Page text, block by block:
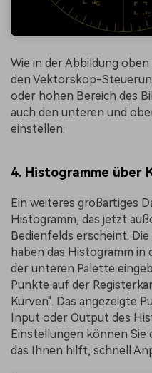
Wie in der Abbildung
den Vektorskop-
oder hohen Bereich des
auch den unteren und
einstellen.
4. Histogramme über
Ein weiteres großartiges
Histogramm, das jetzt
Bedienfelds erscheint.
haben das Histogramm in
der unteren Palette
Punkte auf der
Kurven". Das angezeigte
Input oder Output des
Einstellungen können Sie
das Ihnen hilft, schnell